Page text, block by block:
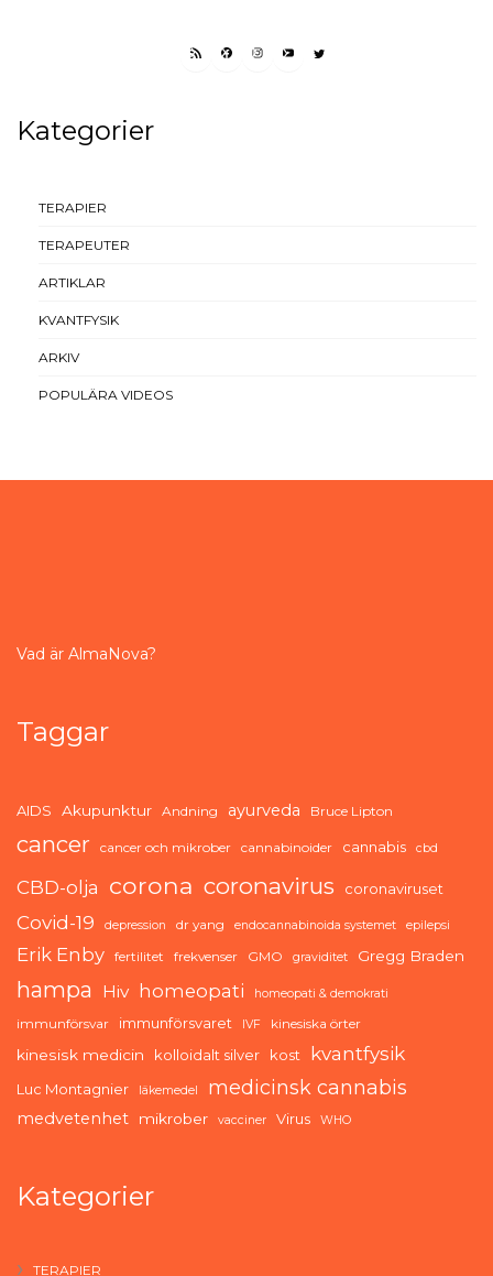
RSS FEEDFACEBOOK
INSTAGRAM
YOUTUBETWITTER
Kategorier
TERAPIER
TERAPEUTER
ARTIKLAR
KVANTFYSIK
ARKIV
POPULÄRA VIDEOS
Vad är AlmaNova?
Taggar
AIDS Akupunktur Andning ayurveda Bruce Lipton
cancer cancer och mikrober cannabinoider cannabis cbd
CBD-olja corona coronavirus coronaviruset
Covid-19 depression dr yang endocannabinoida systemet epilepsi
Erik Enby fertilitet frekvenser GMO graviditet Gregg Braden
hampa Hiv homeopati homeopati & demokrati
immunförsvar immunförsvaret IVF kinesiska örter
kinesisk medicin kolloidalt silver kost kvantfysik
Luc Montagnier läkemedel medicinsk cannabis
medvetenhet mikrober vacciner Virus WHO
Kategorier
TERAPIER